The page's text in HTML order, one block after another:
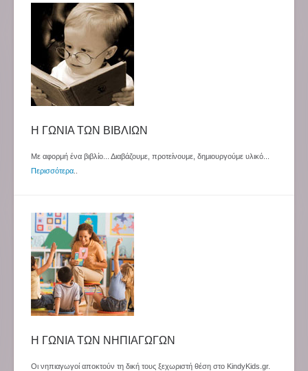
Η ΓΩΝΙΑ ΤΩΝ ΒΙΒΛΙΩΝ
Με αφορμή ένα βιβλίο... Διαβάζουμε, προτείνουμε, δημιουργούμε υλικό...
Περισσότερα
Η ΓΩΝΙΑ ΤΩΝ ΝΗΠΙΑΓΩΓΩΝ
Οι νηπιαγωγοί αποκτούν τη δική τους ξεχωριστή θέση στο KindyKids.gr.